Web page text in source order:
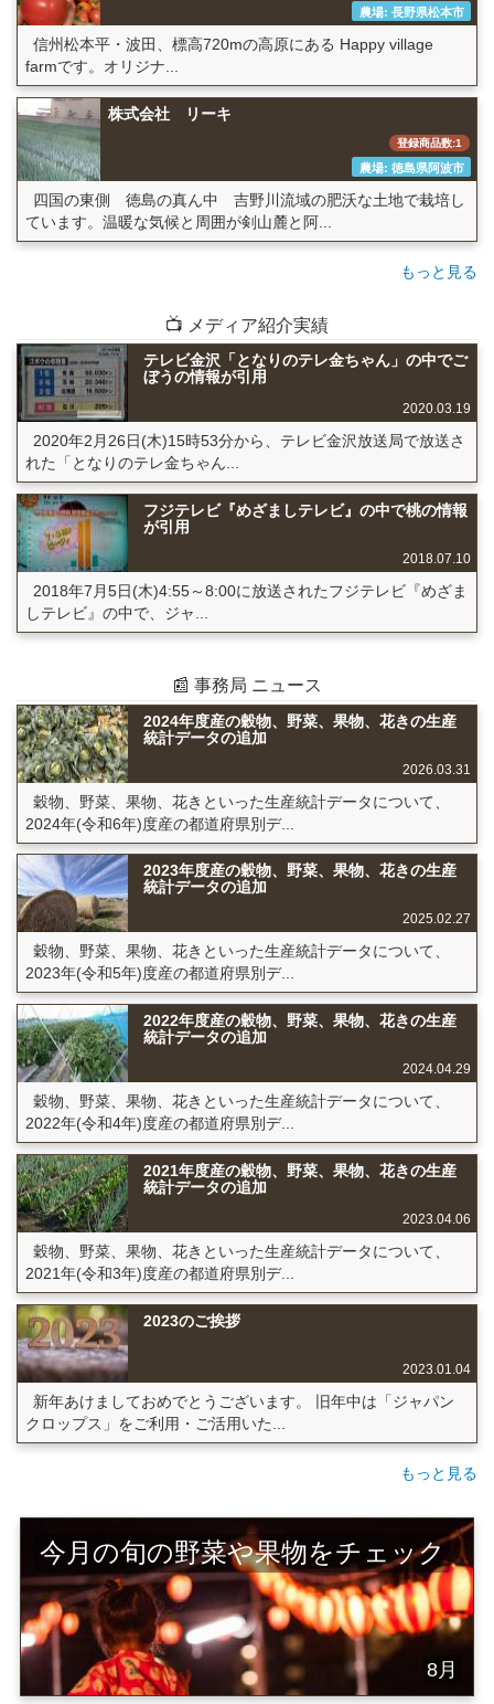
農場: 長野県松本市
信州松本平・波田、標高720mの高原にある Happy village
farmです。オリジナ...
株式会社 リーキ
登録商品数:1
農場: 徳島県阿波市
四国の東側 徳島の真ん中 吉野川流域の肥沃な土地で栽培し
ています。温暖な気候と周囲が剣山麓と阿...
もっと見る
📺 メディア紹介実績
テレビ金沢「となりのテレ金ちゃん」の中でご
ぼうの情報が引用
2020.03.19
2020年2月26日(木)15時53分から、テレビ金沢放送局で放送さ
れた「となりのテレ金ちゃん...
フジテレビ『めざましテレビ』の中で桃の情報
が引用
2018.07.10
2018年7月5日(木)4:55～8:00に放送されたフジテレビ『めざま
しテレビ』の中で、ジャ...
📰 事務局 ニュース
2024年度産の穀物、野菜、果物、花きの生産
統計データの追加
2026.03.31
穀物、野菜、果物、花きといった生産統計データについて、
2024年(令和6年)度産の都道府県別デ...
2023年度産の穀物、野菜、果物、花きの生産
統計データの追加
2025.02.27
穀物、野菜、果物、花きといった生産統計データについて、
2023年(令和5年)度産の都道府県別デ...
2022年度産の穀物、野菜、果物、花きの生産
統計データの追加
2024.04.29
穀物、野菜、果物、花きといった生産統計データについて、
2022年(令和4年)度産の都道府県別デ...
2021年度産の穀物、野菜、果物、花きの生産
統計データの追加
2023.04.06
穀物、野菜、果物、花きといった生産統計データについて、
2021年(令和3年)度産の都道府県別デ...
2023のご挨拶
2023.01.04
新年あけましておめでとうございます。 旧年中は「ジャパン
クロップス」をご利用・ご活用いた...
もっと見る
今月の旬の野菜や果物をチェック
8月